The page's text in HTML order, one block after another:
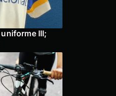
III;